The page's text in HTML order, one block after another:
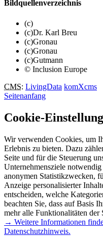
Bildquellenverzeichnis
(c)
(c)Dr. Karl Breu
(c)Gronau
(c)Gronau
(c)Gutmann
© Inclusion Europe
CMS: LivingData komXcms
Seitenanfang
Cookie-
Wir verwenden Cookies, um
Erlebnis zu bieten. Dazu
Seite und für die Steuerung
Unternehmensziele
anonymen Statistikzwecken,
Anzeige personalisierter
entscheiden, welche
beachten Sie, dass auf Basis
mehr alle Funktionalitäten der
→ Weitere Informationen
Datenschutzhinweis.